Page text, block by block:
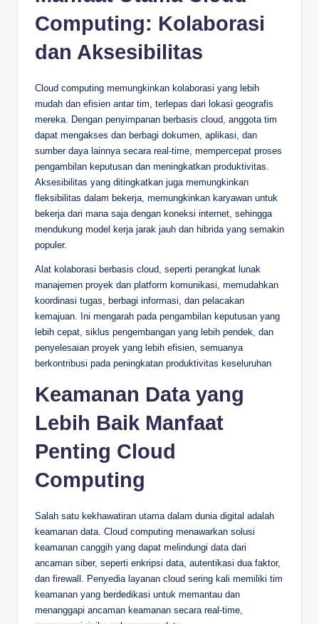
Computing: Kolaborasi
dan Aksesibilitas
Cloud computing memungkinkan kolaborasi yang lebih
mudah dan efisien antar tim, terlepas dari lokasi geografis
mereka. Dengan penyimpanan berbasis cloud, anggota tim
dapat mengakses dan berbagi dokumen, aplikasi, dan
sumber daya lainnya secara real-time, mempercepat proses
pengambilan keputusan dan meningkatkan produktivitas.
Aksesibilitas yang ditingkatkan juga memungkinkan
fleksibilitas dalam bekerja, memungkinkan karyawan untuk
bekerja dari mana saja dengan koneksi internet, sehingga
mendukung model kerja jarak jauh dan hibrida yang semakin
populer.
Alat kolaborasi berbasis cloud, seperti perangkat lunak
manajemen proyek dan platform komunikasi, memudahkan
koordinasi tugas, berbagi informasi, dan pelacakan
kemajuan. Ini mengarah pada pengambilan keputusan yang
lebih cepat, siklus pengembangan yang lebih pendek, dan
penyelesaian proyek yang lebih efisien, semuanya
berkontribusi pada peningkatan produktivitas keseluruhan
Keamanan Data yang
Lebih Baik Manfaat
Penting Cloud
Computing
Salah satu kekhawatiran utama dalam dunia digital adalah
keamanan data. Cloud computing menawarkan solusi
keamanan canggih yang dapat melindungi data dari
ancaman siber, seperti enkripsi data, autentikasi dua faktor,
dan firewall. Penyedia layanan cloud sering kali memiliki tim
keamanan yang berdedikasi untuk memantau dan
menanggapi ancaman keamanan secara real-time,